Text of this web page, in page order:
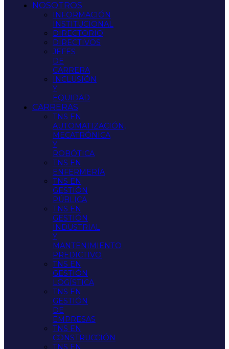
NOSOTROS
INFORMACIÓN
INSTITUCIONAL
DIRECTORIO
DIRECTIVOS
JEFES
DE
CARRERA
INCLUSIÓN
Y
EQUIDAD
CARRERAS
TNS EN
AUTOMATIZACIÓN,
MECATRÓNICA
Y
ROBÓTICA
TNS EN
ENFERMERÍA
TNS EN
GESTIÓN
PÚBLICA
TNS EN
GESTIÓN
INDUSTRIAL
Y
MANTENIMIENTO
PREDICTIVO
TNS EN
GESTIÓN
LOGÍSTICA
TNS EN
GESTIÓN
DE
EMPRESAS
TNS EN
CONSTRUCCIÓN
TNS EN